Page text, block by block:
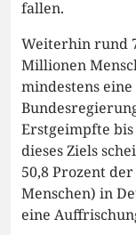
fallen.
Weiterhin rund
Millionen
mindestens
Erstgeimpfte
dieses Ziels
50,8 Prozent
Menschen) in
eine